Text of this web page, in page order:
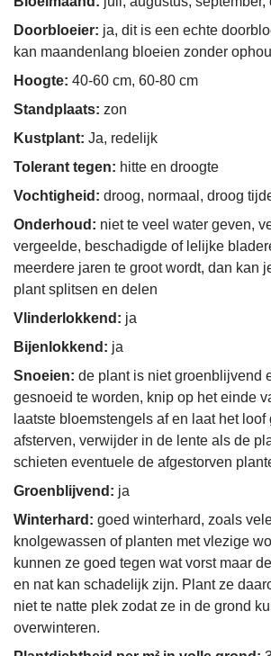
Doorbloeier: ja, dit is een echte
kan maandenlang bloeien zonder
Hoogte: 40-60 cm, 60-80 cm
Standplaats: zon
Kustplant: Ja, redelijk
Tolerant tegen: hitte en droogte
Vochtigheid: droog, normaal, droog
Onderhoud: niet te veel water geven,
vergeelde, beschadigde of lelijke
meerdere jaren te groot wordt, dan kan
plant splitsen en delen
Vlinderlokkend: ja
Bijenlokkend: ja
Snoeien: de plant is niet groenblijvend
gesnoeid te worden, knip op het einde
laatste bloemstengels af en laat het
afsterven, verwijder in de lente als de
schieten eventuele de afgestorven
Groenblijvend: ja
Winterhard: goed winterhard, zoals
knolgewassen of planten met vlezige
kunnen ze goed tegen wat vorst maar
en nat kan schadelijk zijn. Plant ze
niet te natte plek zodat ze in de grond
overwinteren.